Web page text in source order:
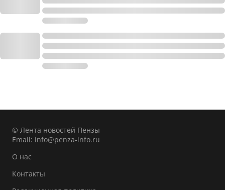
© Лента новостей Пензы
Email: info@penza-info.ru
О нас
Контакты